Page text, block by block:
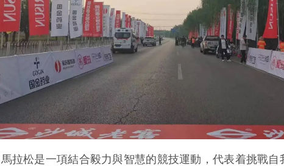
馬拉松是一項結合毅力與智慧的競技運動，代表着挑戰